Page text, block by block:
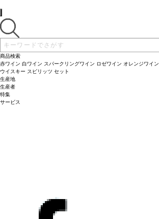
ポテンシャルを感じさせる。JKW
商品検索
赤ワイン 白ワイン スパークリングワイン ロゼワイン オレンジワイン
ウイスキー スピリッツ セット
生産地
生産者
特集
サービス